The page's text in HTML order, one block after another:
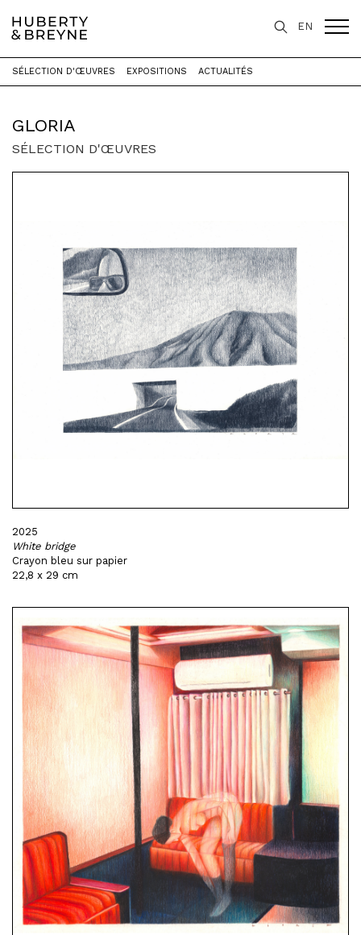
EN
Accueil > Artistes > GLORIA
GLORIA
SÉLECTION D'ŒUVRES EXPOSITIONS ACTUALITÉS
SÉLECTION D'ŒUVRES
2025
White bridge
Crayon bleu sur papier
22,8 x 29 cm